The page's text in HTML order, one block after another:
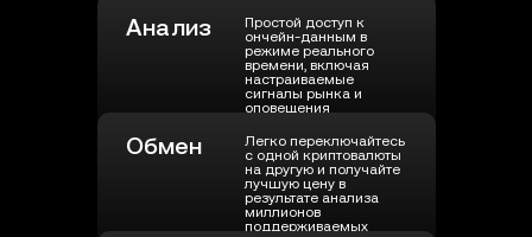
Анализ
Простой доступ к
ончейн-данным в
режиме реального
времени, включая
настраиваемые
сигналы рынка и
оповещения
Обмен
Легко переключайтесь
с одной криптовалюты
на другую и получайте
лучшую цену в
результате анализа
миллионов
поддерживаемых